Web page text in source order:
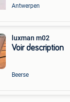
Antwerpen
luxman m02
Voir description
Beerse